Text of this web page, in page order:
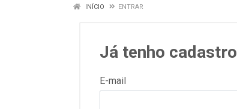
INÍCIO ENTRAR
Já tenho cadastro
E-mail